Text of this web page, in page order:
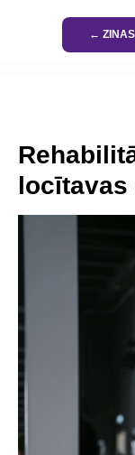
← ZINAS
locītavas